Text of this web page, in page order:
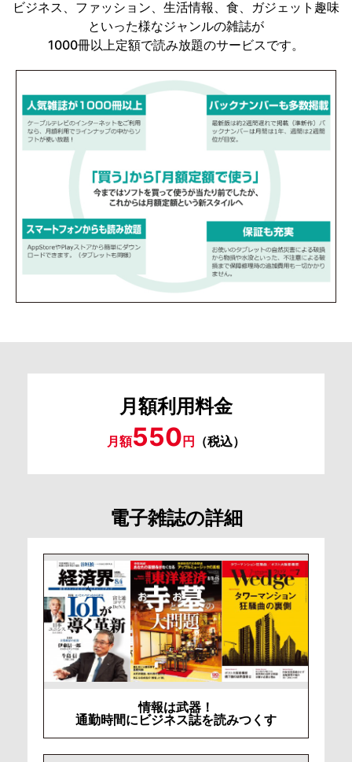
ビジネス、ファッション、生活情報、食、ガジェット趣味
といった様なジャンルの雑誌が
1000冊以上定額で読み放題のサービスです。
月額利用料金
月額550円 （税込）
電子雑誌の詳細
情報は武器！
通勤時間にビジネス誌を読みつくす